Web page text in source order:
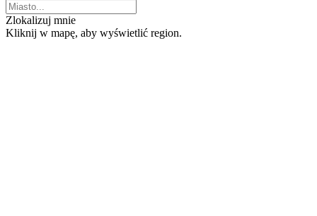
Zlokalizuj mnie
Kliknij w mapę, aby wyświetlić region.